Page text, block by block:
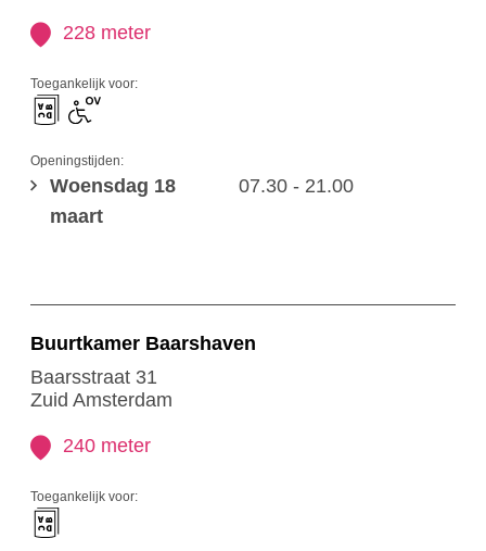
228 meter
Toegankelijk voor:
Openingstijden:
Woensdag 18
maart
07.30 - 21.00
Buurtkamer Baarshaven
Baarsstraat 31
Zuid Amsterdam
240 meter
Toegankelijk voor: